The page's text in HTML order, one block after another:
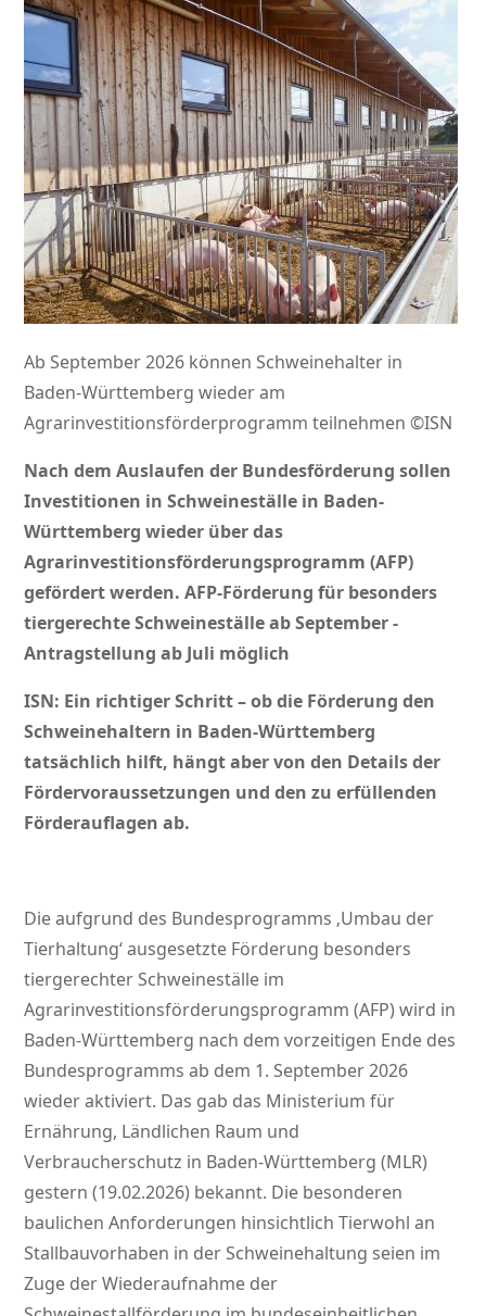
Ab September 2026 können Schweinehalter in
Baden-Württemberg wieder am
Agrarinvestitionsförderprogramm teilnehmen ©ISN
Nach dem Auslaufen der Bundesförderung sollen
Investitionen in Schweineställe in Baden-
Württemberg wieder über das
Agrarinvestitionsförderungsprogramm (AFP)
gefördert werden. AFP-Förderung für besonders
tiergerechte Schweineställe ab September -
Antragstellung ab Juli möglich
ISN: Ein richtiger Schritt – ob die Förderung den
Schweinehaltern in Baden-Württemberg
tatsächlich hilft, hängt aber von den Details der
Fördervoraussetzungen und den zu erfüllenden
Förderauflagen ab.
Die aufgrund des Bundesprogramms ‚Umbau der
Tierhaltung‘ ausgesetzte Förderung besonders
tiergerechter Schweineställe im
Agrarinvestitionsförderungsprogramm (AFP) wird in
Baden-Württemberg nach dem vorzeitigen Ende des
Bundesprogramms ab dem 1. September 2026
wieder aktiviert. Das gab das Ministerium für
Ernährung, Ländlichen Raum und
Verbraucherschutz in Baden-Württemberg (MLR)
gestern (19.02.2026) bekannt. Die besonderen
baulichen Anforderungen hinsichtlich Tierwohl an
Stallbauvorhaben in der Schweinehaltung seien im
Zuge der Wiederaufnahme der